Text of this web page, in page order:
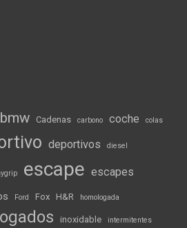
bmw Cadenas carbono coche colas
deportivos diesel
escape escapes
Ford Fox H&R homologada
inoxidable intermitentes